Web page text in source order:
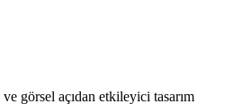
görsel açıdan etkileyici tasarım